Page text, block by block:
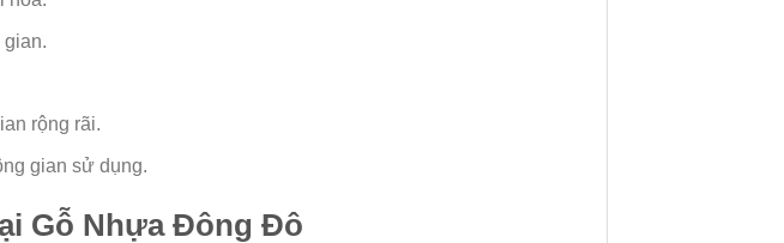
rộng rãi.
gian sử dụng.
Gỗ Nhựa Đông Đô